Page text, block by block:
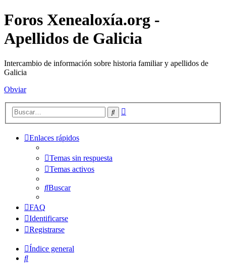
Foros Xenealoxía.org -
Apellidos de Galicia
Intercambio de información sobre historia familiar y apellidos de
Galicia
Obviar
Buscar
Enlaces rápidos
Temas sin respuesta
Temas activos
Buscar
FAQ
Identificarse
Registrarse
Índice general
Buscar